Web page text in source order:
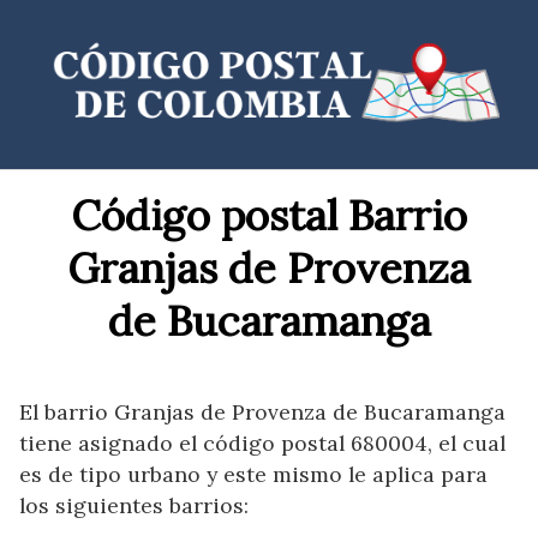
contenido
Código postal Barrio
Granjas de Provenza
de Bucaramanga
El barrio Granjas de Provenza de Bucaramanga
tiene asignado el código postal 680004, el cual
es de tipo urbano y este mismo le aplica para
los siguientes barrios: